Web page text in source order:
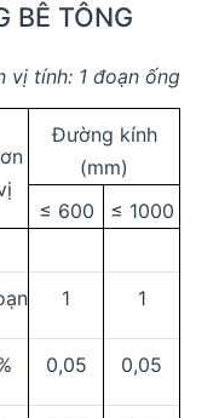
BÊ TÔNG
vị tính: 1 đoạn ống
Đường kính
(mm)
≤ 600
≤ 1000
1 1
0,05 0,05